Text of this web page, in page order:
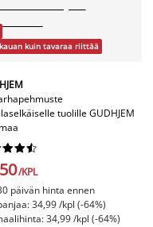
kuin tavaraa riittää
tuolille GUDHJEM




/KPL
päivän hinta ennen
34,99 /kpl (-64%)
34,99 /kpl (-64%)